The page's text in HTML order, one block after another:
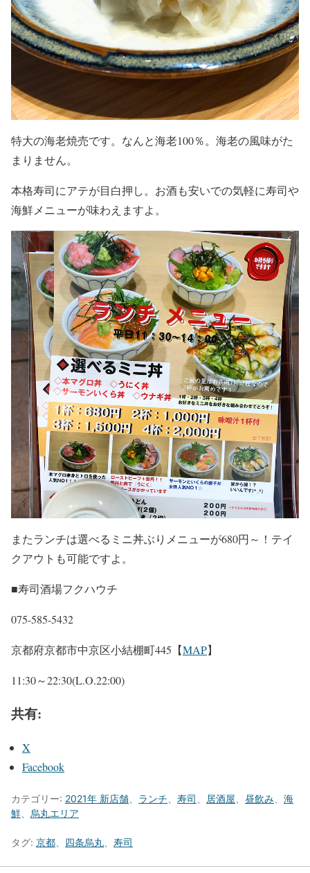
特大の海老焼売です。なんと海老100％。海老の風味がた
まりません。
本格寿司にアテが目白押し。お酒も安いでの気軽に寿司や
海鮮メニューが味わえますよ。
またランチは選べるミニ丼ぶりメニューが680円～！テイ
クアウトも可能ですよ。
■寿司酒場フクハウチ
075-585-5432
京都府京都市中京区小結棚町445【MAP】
11:30～22:30(L.O.22:00)
共有:
X
Facebook
カテゴリー: 2021年 新店舗 ランチ 寿司 居酒屋 昼飲み
海
鮮
烏丸エリア
タグ: 京都 四条烏丸 寿司